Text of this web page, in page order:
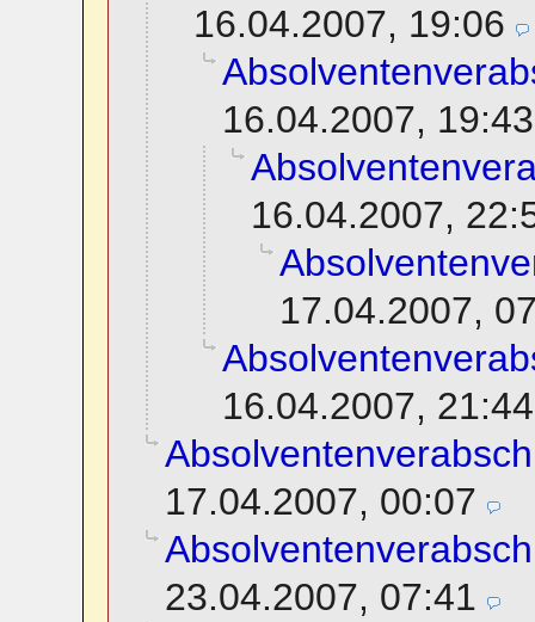
16.04.2007, 19:06
16.04.2007, 19:43
16.04.2007,
17.04.2007,
16.04.2007, 21:44
17.04.2007, 00:07
23.04.2007, 07:41